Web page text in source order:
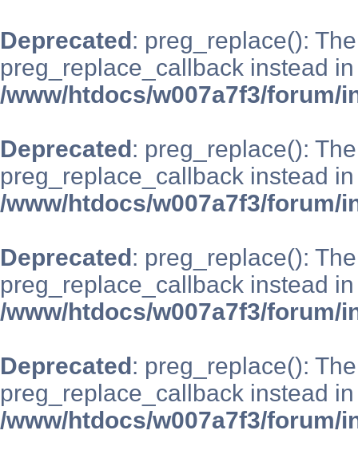
Deprecated: preg_replace():
preg_replace_callback instead in
/www/htdocs/w007a7f3/forum/
Deprecated: preg_replace():
preg_replace_callback instead in
/www/htdocs/w007a7f3/forum/
Deprecated: preg_replace():
preg_replace_callback instead in
/www/htdocs/w007a7f3/forum/
Deprecated: preg_replace():
preg_replace_callback instead in
/www/htdocs/w007a7f3/forum/